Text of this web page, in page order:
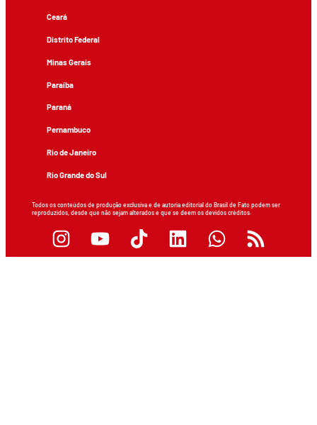
Ceará
Distrito Federal
Minas Gerais
Paraíba
Paraná
Pernambuco
Rio de Janeiro
Rio Grande do Sul
Todos os conteúdos de produção exclusiva e de autoria editorial do Brasil de Fato podem ser
reproduzidos, desde que não sejam alterados e que se deem os devidos créditos.